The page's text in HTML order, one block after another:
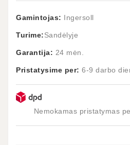
Gamintojas: Ingersoll
Turime:Sandėlyje
Garantija: 24 mėn.
Pristatysime per: 6-9 darbo
Nemokamas pristatymas